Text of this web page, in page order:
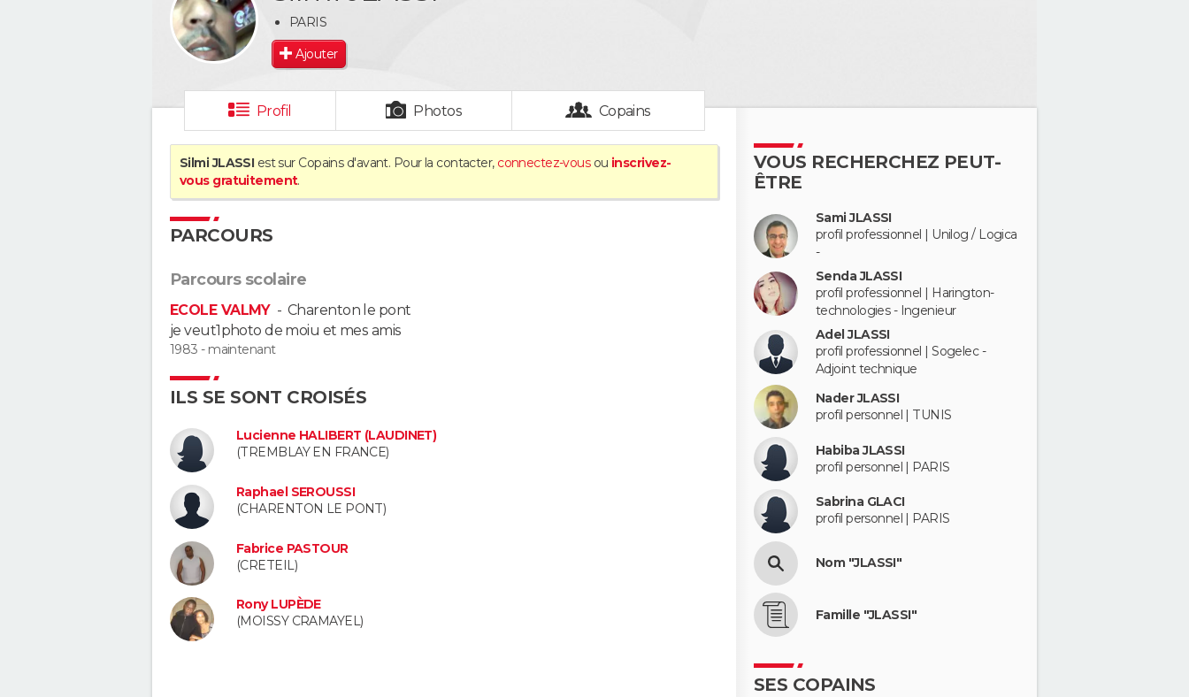
PARIS
Ajouter
Profil Photos Copains
Silmi JLASSI est sur Copains d'avant. Pour la contacter, connectez-vousou inscrivez-
vous gratuitement.
PARCOURS
Parcours scolaire
ECOLE VALMY-Charenton le pont
je veut1photo de moiu et mes amis
1983 - maintenant
ILS SE SONT CROISÉS
Lucienne HALIBERT (LAUDINET)
(TREMBLAY EN FRANCE)
Raphael SEROUSSI
(CHARENTON LE PONT)
Fabrice PASTOUR
(CRETEIL)
Rony LUPÈDE
(MOISSY CRAMAYEL)
VOUS RECHERCHEZ PEUT-
ÊTRE
Sami JLASSI
profil professionnel | Unilog / Logica
-
Senda JLASSI
profil professionnel | Harington-
technologies - Ingenieur
Adel JLASSI
profil professionnel | Sogelec -
Adjoint technique
Nader JLASSI
profil personnel | TUNIS
Habiba JLASSI
profil personnel | PARIS
Sabrina GLACI
profil personnel | PARIS
Nom "JLASSI"
Famille "JLASSI"
SES COPAINS